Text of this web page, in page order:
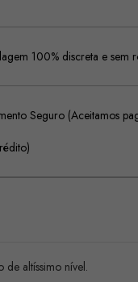
100% discreta e sem
Seguro (Aceitamos
de altíssimo nível.